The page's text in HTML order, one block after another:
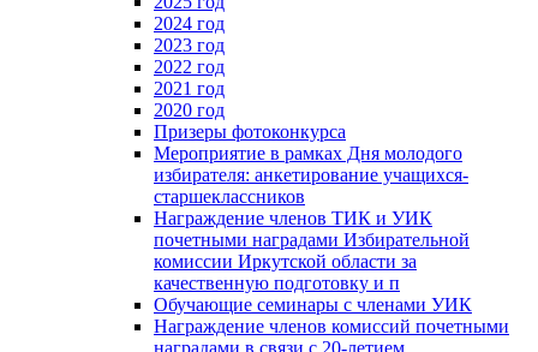
2024 год
2023 год
2022 год
2021 год
2020 год
Призеры фотоконкурса
Мероприятие в рамках Дня молодого
избирателя: анкетирование учащихся-
старшеклассников
Награждение членов ТИК и УИК
почетными наградами Избирательной
комиссии Иркутской области за
качественную подготовку и п
Обучающие семинары с членами УИК
Награждение членов комиссий почетными
наградами в связи с 20-летием